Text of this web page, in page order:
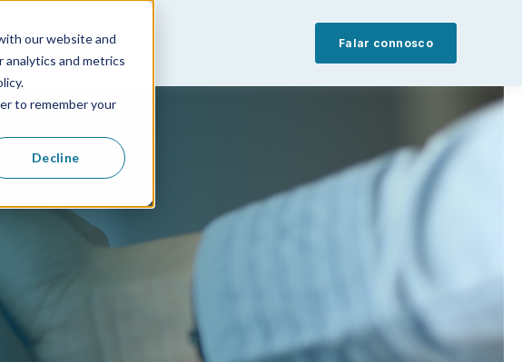
our website and
analytics and metrics
to remember your
Decline
Login Falar connosco